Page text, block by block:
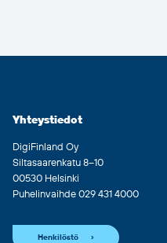
Yhteystiedot
DigiFinland Oy
Siltasaarenkatu 8–10
00530 Helsinki
Puhelinvaihde 029 431 4000
Henkilöstö